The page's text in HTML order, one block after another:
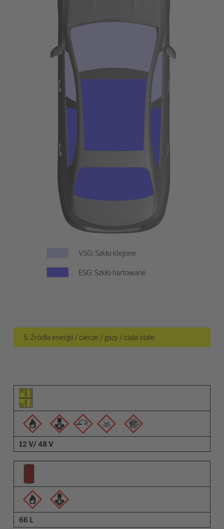
VSG: Szkło klejone
ESG: Szkło hartowane
5. Źródła energii / ciecze / gazy / ciała stałe
Piktogram elementu
Piktogramy ostrzeżeń
Opis
12 V/ 48 V
66 L